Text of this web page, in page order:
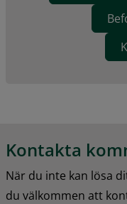
Kontakta
När du inte kan lösa
du välkommen att